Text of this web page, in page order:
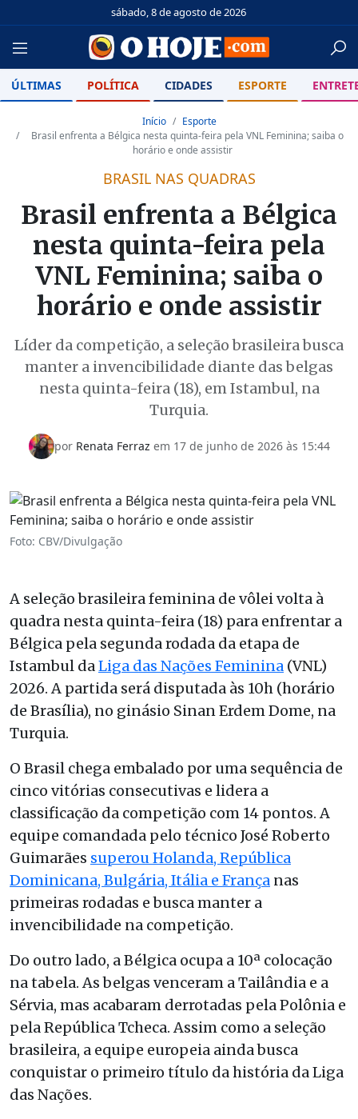
sábado, 8 de agosto de 2026
ÚLTIMAS POLÍTICA CIDADES ESPORTE
Início
Esporte
Brasil enfrenta a Bélgica nesta quinta-feira pela VNL Feminina; saiba o
horário e onde assistir
BRASIL NAS QUADRAS
Brasil enfrenta a Bélgica
nesta quinta-feira pela
VNL Feminina; saiba o
horário e onde assistir
Líder da competição, a seleção brasileira busca
manter a invencibilidade diante das belgas
nesta quinta-feira (18), em Istambul, na
Turquia.
por Renata Ferraz em 17 de junho de 2026 às 15:44
Foto: CBV/Divulgação
A seleção brasileira feminina de vôlei volta à
quadra nesta quinta-feira (18) para enfrentar a
Bélgica pela segunda rodada da etapa de
Istambul daLiga das Nações Feminina (VNL)
2026. A partida será disputada às 10h (horário
de Brasília), no ginásio Sinan Erdem Dome, na
Turquia.
O Brasil chega embalado por uma sequência de
cinco vitórias consecutivas e lidera a
classificação da competição com 14 pontos. A
equipe comandada pelo técnico José Roberto
Guimarães superou Holanda, República
Dominicana, Bulgária, Itália e França nas
primeiras rodadas e busca manter a
invencibilidade na competição.
Do outro lado, a Bélgica ocupa a 10ª colocação
na tabela. As belgas venceram a Tailândia e a
Sérvia, mas acabaram derrotadas pela Polônia e
pela República Tcheca. Assim como a seleção
brasileira, a equipe europeia ainda busca
conquistar o primeiro título da história da Liga
das Nações.